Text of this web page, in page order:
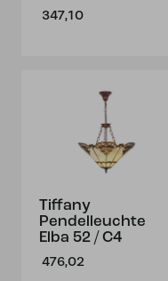
347,10
Tiffany
Pendelleuchte
Elba 52 / C4
476,02